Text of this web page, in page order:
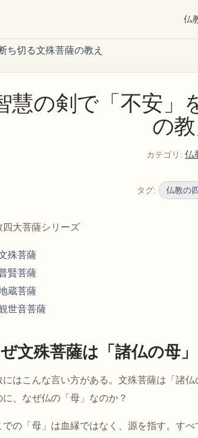
仏
ち切る文殊菩薩の教え
慧の剣で「不安」
の教
カテゴリ : 仏
タグ: 仏教の
四大菩薩シリーズ
殊菩薩
賢菩薩
蔵菩薩
世音菩薩
文殊菩薩は「諸仏の母
にはこんな言い方がある。文殊菩薩は「諸
に、なぜ仏の「母」なのか？
での「母」は血縁ではなく、源を指す。す